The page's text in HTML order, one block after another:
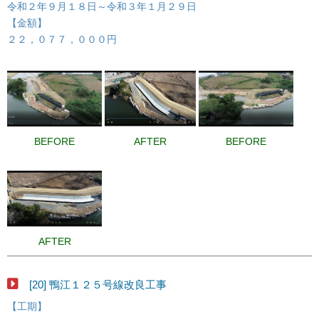
令和２年９月１８日～令和３年１月２９日
【金額】
２２，０７７，０００円
BEFORE AFTER BEFORE
AFTER
[20] 鴨江１２５号線改良工事
【工期】